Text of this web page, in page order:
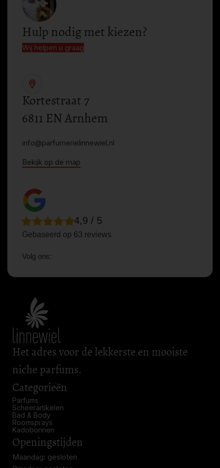
Hulp nodig met kiezen?
Wij helpen u graag
Kortestraat 7
6811 EN Arnhem
info@parfumerielinnewiel.nl
Bekijk op de map
4,9 / 5
Gebaseerd op 63 reviews
Volg ons:
Het adres voor de lekkerste en mooiste
niche parfums.
Categorieën
Parfums
Scheerartikelen
Bad & Body
Roomsprays
Kadobonnen
Openingstijden
Maandag: gesloten